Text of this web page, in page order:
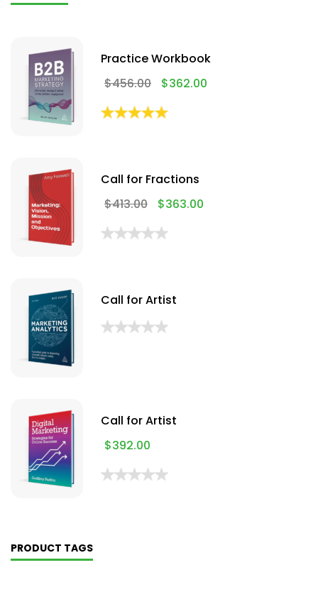
Practice Workbook
$456.00 $362.00
Call for Fractions
$413.00 $363.00
Call for Artist
Call for Artist
$392.00
PRODUCT TAGS